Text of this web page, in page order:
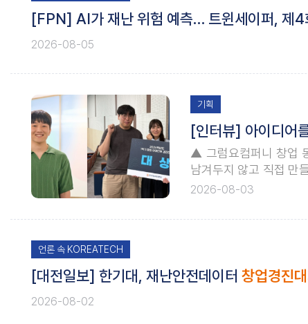
[FPN] AI가 재난 위험 예측… 트윈세이퍼, 제4
2026-08-05
기획
[인터뷰] 아이디어
▲ 그럼요컴퍼니 창업
남겨두지 않고 직접 만
의 새로운 가능성을 보
2026-08-03
언론 속 KOREATECH
[대전일보] 한기대, 재난안전데이터 창업경진
2026-08-02